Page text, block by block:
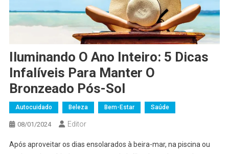
Iluminando O Ano Inteiro: 5 Dicas
Infalíveis Para Manter O
Bronzeado Pós-Sol
Autocuidado Beleza Bem-Estar Saúde
08/01/2024 Editor
Após aproveitar os dias ensolarados à beira-mar, na piscina ou